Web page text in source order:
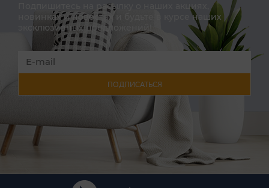
Подпишитесь на расылку о наших акциях,
новинках и новостях и будьте в курсе наших
эксклюзивных предложений!
ПОДПИСАТЬСЯ